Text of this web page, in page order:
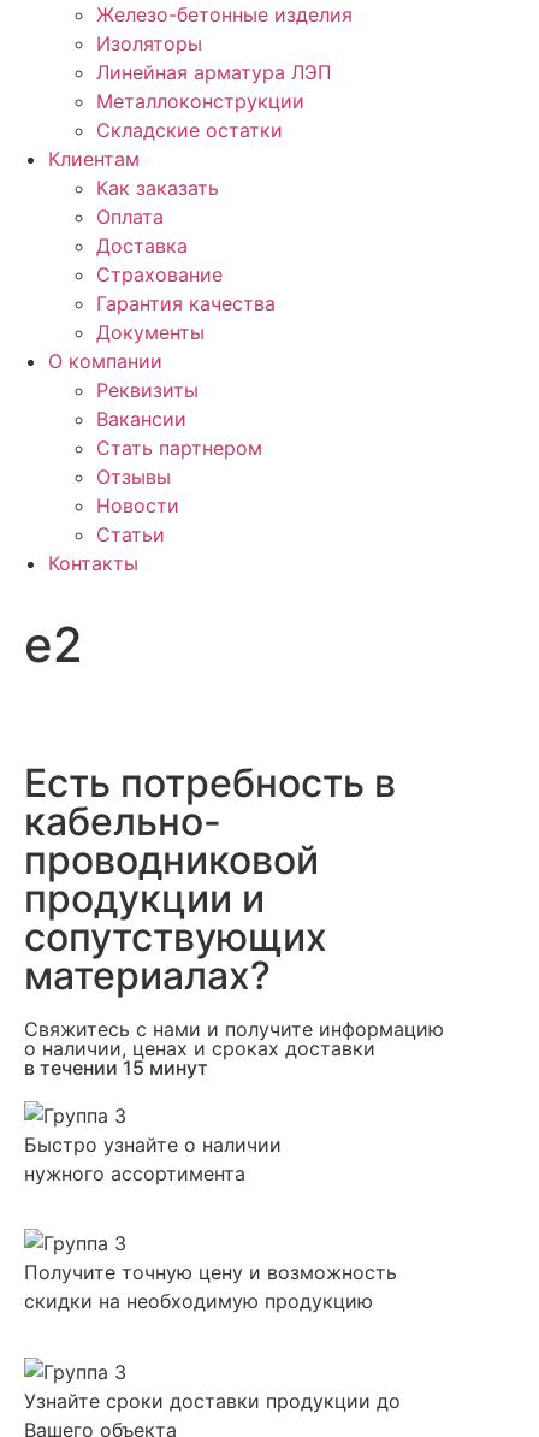
Железо-бетонные изделия
Изоляторы
Линейная арматура ЛЭП
Металлоконструкции
Складские остатки
Клиентам
Как заказать
Оплата
Доставка
Страхование
Гарантия качества
Документы
О компании
Реквизиты
Вакансии
Стать партнером
Отзывы
Новости
Статьи
Контакты
e2
Есть потребность в
кабельно-
проводниковой
продукции и
сопутствующих
материалах?
Свяжитесь с нами и получите информацию
о наличии, ценах и сроках доставки
в течении 15 минут
Быстро узнайте о наличии
нужного ассортимента
Получите точную цену и возможность
скидки на необходимую продукцию
Узнайте сроки доставки продукции до
Вашего объекта